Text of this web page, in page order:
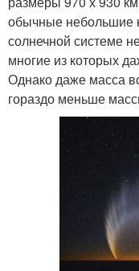
обычные небольшие
солнечной системе
многие из которых
Однако даже масса
гораздо меньше